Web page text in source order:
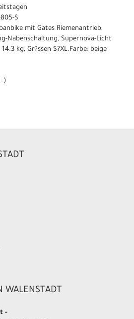
S
mit Gates Riemenantrieb,
Nabenschaltung, Supernova-Licht
kg, Gr?ssen S?XL.Farbe: beige
WALENSTADT
-